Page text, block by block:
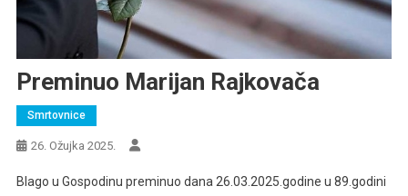
Preminuo Marijan Rajkovača
Smrtovnice
26. Ožujka 2025.
Blago u Gospodinu preminuo dana 26.03.2025.godine u 89.godini